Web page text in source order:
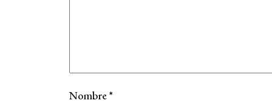
Nombre*